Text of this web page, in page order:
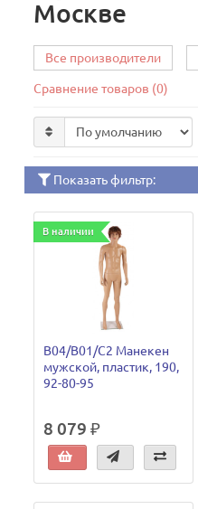
Москве
Все производители
Сравнение товаров (0)
Показать фильтр:
В наличии
B04/B01/C2 Манекен
мужской, пластик, 190,
92-80-95
8 079 ₽